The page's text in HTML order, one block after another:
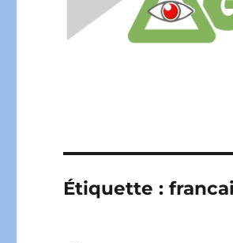
Étiquette :